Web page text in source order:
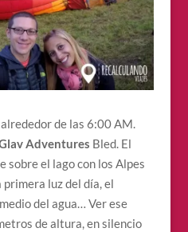
de las 6:00 AM.
Adventures Bled. El
sobre el lago con los Alpes
primera luz del día, el
del agua… Ver ese
de altura, en silencio